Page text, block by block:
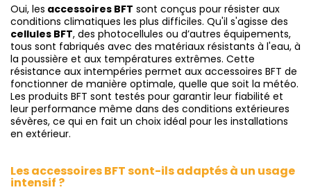
Oui, les accessoires BFT sont conçus pour résister aux
conditions climatiques les plus difficiles. Qu'il s'agisse des
cellules BFT, des photocellules ou d’autres équipements,
tous sont fabriqués avec des matériaux résistants à l'eau, à
la poussière et aux températures extrêmes. Cette
résistance aux intempéries permet aux accessoires BFT de
fonctionner de manière optimale, quelle que soit la météo.
Les produits BFT sont testés pour garantir leur fiabilité et
leur performance même dans des conditions extérieures
sévères, ce qui en fait un choix idéal pour les installations
en extérieur.
Les accessoires BFT sont-ils adaptés à un usage
intensif ?